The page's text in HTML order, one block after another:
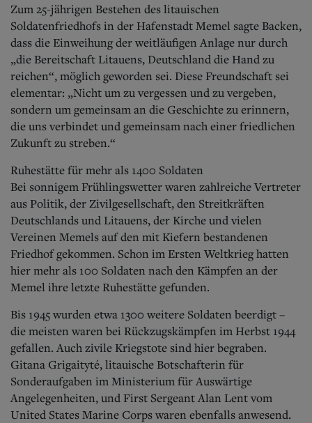
Zum 25-jährigen Bestehen des litauischen
Soldatenfriedhofs in der Hafenstadt Memel sagte Backen,
dass die Einweihung der weitläufigen Anlage nur durch
„die Bereitschaft Litauens, Deutschland die Hand zu
reichen“, möglich geworden sei. Diese Freundschaft sei
elementar: „Nicht um zu vergessen und zu vergeben,
sondern um gemeinsam an die Geschichte zu erinnern,
die uns verbindet und gemeinsam nach einer friedlichen
Zukunft zu streben.“
Ruhestätte für mehr als 1400 Soldaten
Bei sonnigem Frühlingswetter waren zahlreiche Vertreter
aus Politik, der Zivilgesellschaft, den Streitkräften
Deutschlands und Litauens, der Kirche und vielen
Vereinen Memels auf den mit Kiefern bestandenen
Friedhof gekommen. Schon im Ersten Weltkrieg hatten
hier mehr als 100 Soldaten nach den Kämpfen an der
Memel ihre letzte Ruhestätte gefunden.
Bis 1945 wurden etwa 1300 weitere Soldaten beerdigt –
die meisten waren bei Rückzugskämpfen im Herbst 1944
gefallen. Auch zivile Kriegstote sind hier begraben.
Gitana Grigaityté, litauische Botschafterin für
Sonderaufgaben im Ministerium für Auswärtige
Angelegenheiten, und First Sergeant Alan Lent vom
United States Marine Corps waren ebenfalls anwesend.